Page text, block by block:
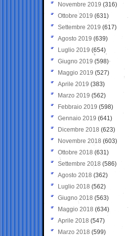
Novembre 2019 (316)
Ottobre 2019 (631)
Settembre 2019 (617)
Agosto 2019 (639)
Luglio 2019 (654)
Giugno 2019 (598)
Maggio 2019 (527)
Aprile 2019 (383)
Marzo 2019 (562)
Febbraio 2019 (598)
Gennaio 2019 (641)
Dicembre 2018 (623)
Novembre 2018 (603)
Ottobre 2018 (631)
Settembre 2018 (586)
Agosto 2018 (362)
Luglio 2018 (562)
Giugno 2018 (563)
Maggio 2018 (634)
Aprile 2018 (547)
Marzo 2018 (599)